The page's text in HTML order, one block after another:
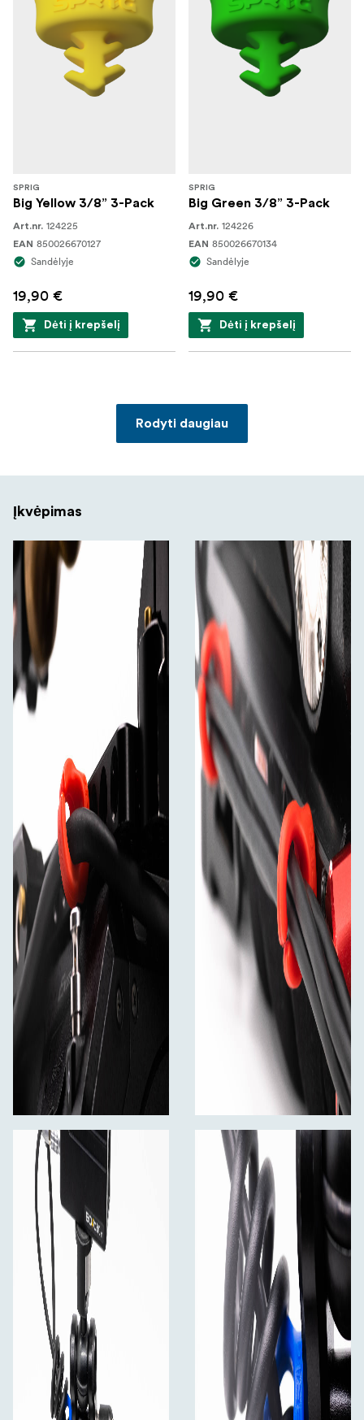
SPRIG
Big Yellow 3/8” 3-Pack
Art.nr. 124225
EAN 850026670127
Sandėlyje
19,90 €
Dėti į krepšelį
SPRIG
Big Green 3/8” 3-Pack
Art.nr. 124226
EAN 850026670134
Sandėlyje
19,90 €
Dėti į krepšelį
Rodyti daugiau
Įkvėpimas